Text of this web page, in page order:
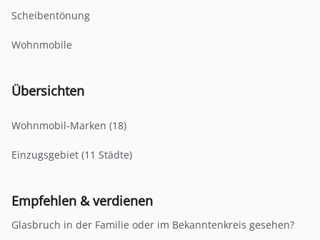
Scheibentönung
Wohnmobile
Übersichten
Wohnmobil-Marken (18)
Einzugsgebiet (11 Städte)
Empfehlen & verdienen
Glasbruch in der Familie oder im Bekanntenkreis gesehen?